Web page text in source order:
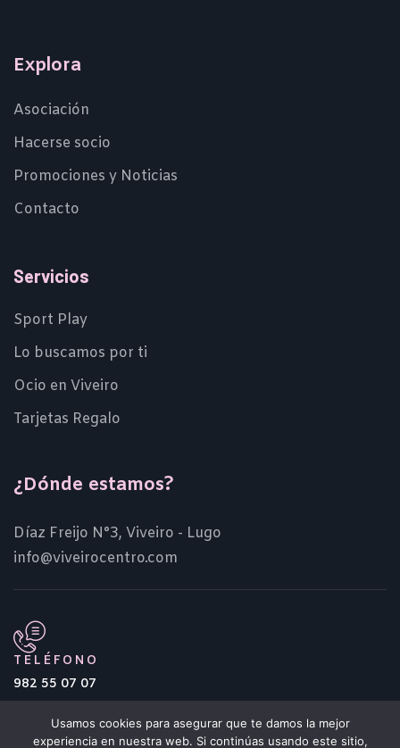
Explora
Asociación
Hacerse socio
Promociones y Noticias
Contacto
Servicios
Sport Play
Lo buscamos por ti
Ocio en Viveiro
Tarjetas Regalo
¿Dónde estamos?
Díaz Freijo N°3, Viveiro - Lugo
info@viveirocentro.com
TELÉFONO
982 55 07 07
Usamos cookies para asegurar que te damos la mejor
experiencia en nuestra web. Si continúas usando este sitio,